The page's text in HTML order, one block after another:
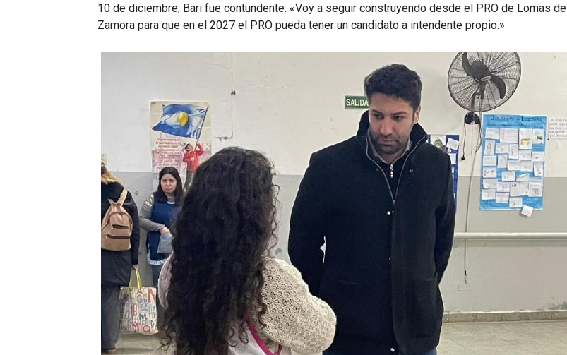
10 de diciembre, Bari fue contundente: «Voy a seguir construyendo desde el PRO de Lomas de
Zamora para que en el 2027 el PRO pueda tener un candidato a intendente propio.»